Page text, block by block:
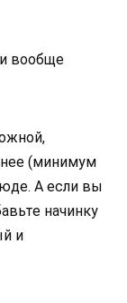
вообще
(минимум
А если вы
начинку
и